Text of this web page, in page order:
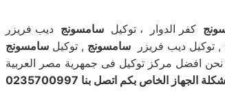
كفر الدوار ، توكيل سامسونج ديب فريزر
, توكيل ديب فريزر سامسونج , توكيل سامسونج
الخاص بكم اتصل بنا 0235700997